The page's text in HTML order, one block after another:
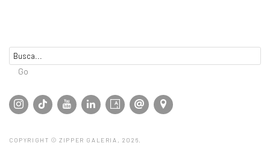
Go
COPYRIGHT © ZIPPER GALERIA, 2026.